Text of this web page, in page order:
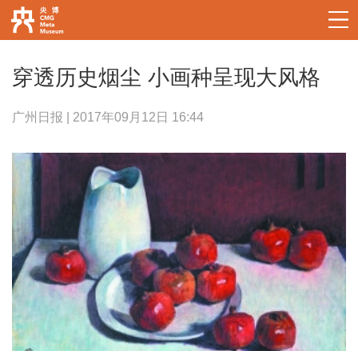
穿透历史烟尘 小画种呈现大风格
广州日报 | 2017年09月12日 16:44